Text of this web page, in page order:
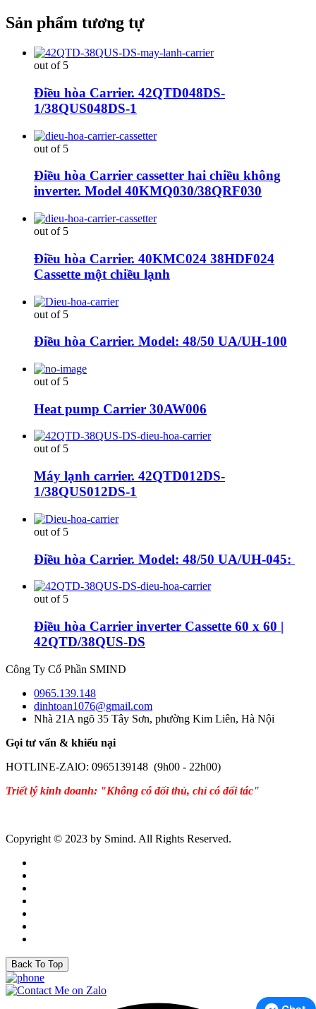
Sản phẩm tương tự
out of 5
Điều hòa Carrier. 42QTD048DS-
1/38QUS048DS-1
out of 5
Điều hòa Carrier cassetter hai chiều không
inverter. Model 40KMQ030/38QRF030
out of 5
Điều hòa Carrier. 40KMC024 38HDF024
Cassette một chiều lạnh
out of 5
Điều hòa Carrier. Model: 48/50 UA/UH-100
out of 5
Heat pump Carrier 30AW006
out of 5
Máy lạnh carrier. 42QTD012DS-
1/38QUS012DS-1
out of 5
Điều hòa Carrier. Model: 48/50 UA/UH-045:
out of 5
Điều hòa Carrier inverter Cassette 60 x 60 |
42QTD/38QUS-DS
Công Ty Cổ Phần SMIND
0965.139.148
dinhtoan1076@gmail.com
Nhà 21A ngõ 35 Tây Sơn, phường Kim Liên, Hà Nội
Gọi tư vấn & khiếu nại
HOTLINE-ZAlO: 0965139148 (9h00 - 22h00)
Triết lý kinh doanh: "Không có đối thủ, chỉ có đối tác"
Copyright © 2023 by Smind. All Rights Reserved.
Back To Top